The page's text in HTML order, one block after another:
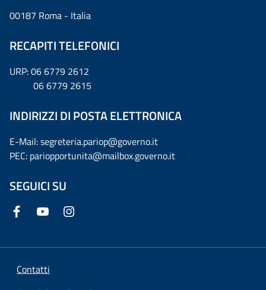
00187 Roma - Italia
RECAPITI TELEFONICI
URP: 06 6779 2612
06 6779 2615
INDIRIZZI DI POSTA ELETTRONICA
E-Mail: segreteria.pariop@governo.it
PEC: pariopportunita@mailbox.governo.it
SEGUICI SU
Contatti